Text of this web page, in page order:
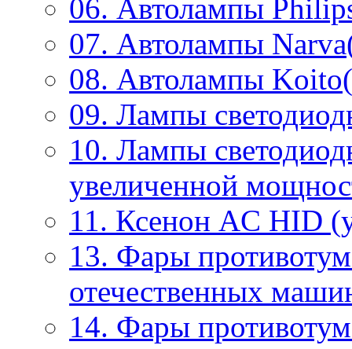
06. Автолампы
07. Автолампы
08. Автолампы
09. Лампы
10. Лампы
увеличенной
11. Ксенон AC HID
13. Фары
отечественных
14. Фары